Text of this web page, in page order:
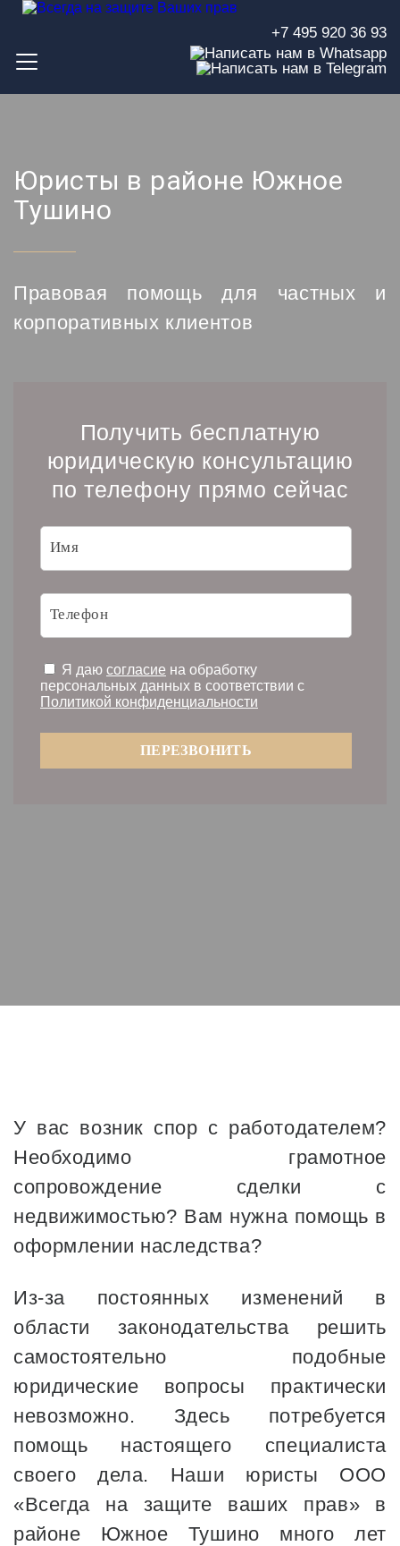
+7 495 920 36 93
Юристы в районе Южное
Тушино
Правовая помощь для частных и
корпоративных клиентов
Получить бесплатную
юридическую консультацию
по телефону прямо сейчас
Я даю согласие на обработку
персональных данных в соответствии с
Политикой конфиденциальности
ПЕРЕЗВОНИТЬ
У вас возник спор с работодателем?
Необходимо грамотное
сопровождение сделки с
недвижимостью? Вам нужна помощь в
оформлении наследства?
Из-за постоянных изменений в
области законодательства решить
самостоятельно подобные
юридические вопросы практически
невозможно. Здесь потребуется
помощь настоящего специалиста
своего дела. Наши юристы ООО
«Всегда на защите ваших прав» в
районе Южное Тушино много лет